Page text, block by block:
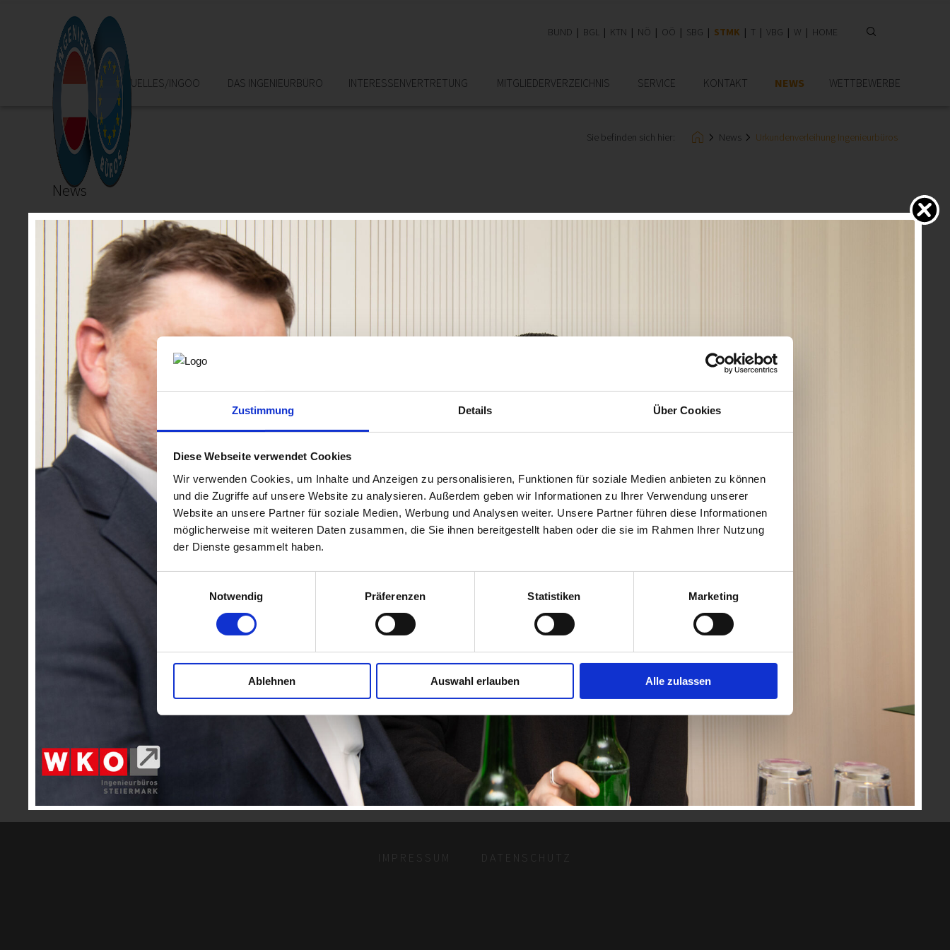
Zustimmung Details Über Cookies
Diese Webseite verwendet Cookies
Wir verwenden Cookies, um Inhalte und Anzeigen zu personalisieren, Funktionen für soziale Medien anbieten zu können
und die Zugriffe auf unsere Website zu analysieren. Außerdem geben wir Informationen zu Ihrer Verwendung unserer
Website an unsere Partner für soziale Medien, Werbung und Analysen weiter. Unsere Partner führen diese Informationen
möglicherweise mit weiteren Daten zusammen, die Sie ihnen bereitgestellt haben oder die sie im Rahmen Ihrer Nutzung
der Dienste gesammelt haben.
Einwilligungsauswahl
Notwendig
Präferenzen Statistiken Marketing
Ablehnen Auswahl erlauben Alle zulassen
BUND BGL KTN NÖ OÖ SBG STMK T VBG W HOME
HOME AKTUELLES/INGOO DAS INGENIEURBÜRO INTERESSEN­VERTRETUNG MITGLIEDER­VERZEICHNIS SERVICE KONTAKT NEWS WETTBEWERBE
Sie befinden sich hier: News Urkundenverleihung Ingenieurbüros
News
Urkundenverleihung Ingenieurbüros
20, 25, 30 und sogar 40 Jahre im Ingenieurbüro und noch lange kein Ende in Sicht!
"Ich würde es wieder tun!", so lautet das Resümee unserer Ingenieurbüros, wenn sie auf ihre 20-, 25-, 30- und gar 40-jährige Selbstständigkeit zurückblicken. Am 12.05.2025 ehrte
die Fachgruppe Ingenieurbüros gemeinsam mit dem WK-Direktor Dr. Karl-Heinz Dernoscheg, MBA langjährige Branchenmitglieder und bedankte sich für den großartigen
Einsatz am Wirtschaftsstandort Steiermark. Wieder einmal zeigte sich wie vielfältig und hoch-innovativ die Branche ist. In gemütlicher Atmosphäre bot sich den Jubilaren die
Gelegenheit ihre Arbeit in den Bereichen Elektrotechnik, Geologie, Innenarchitektur, Kulturtechnik- und Wasserwirtschaft, Maschinenbau, Medizintechnik und
Verkehrswesen den Anwesenden vorzustellen und sich untereinander weiter zu vernetzen.
Abgebildete Personen in der Galerie:Auf den nachstehenden Fotos des diesjährigen Neujahrsempfangs der Fachgruppe Ingenieurbüros sind - soweit im Bild nicht anders
gekennzeichnet - Branchenmitglieder sowie Veranstaltungsteilnehmer:innen, Vertreter:innen aus Politik und Wirtschaft und Behördenvertreter:innen abgebildet.
Fotocredit: ©www.lunatico.at
IMPRESSUM DATENSCHUTZ